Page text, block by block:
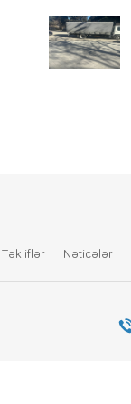
Tǝkliflǝr Nǝticǝlǝr